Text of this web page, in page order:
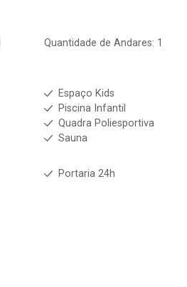
Quantidade de Andares: 1
Espaço Kids
Piscina Infantil
Quadra Poliesportiva
Sauna
Portaria 24h